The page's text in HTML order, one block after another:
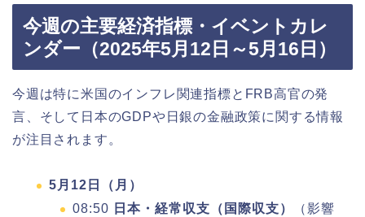
今週の主要経済指標・イベントカレ
ンダー（2025年5月12日～5月16日）
今週は特に米国のインフレ関連指標とFRB高官の発
言、そして日本のGDPや日銀の金融政策に関する情報
が注目されます。
5月12日（月）
08:50 日本・経常収支（国際収支）
（影響